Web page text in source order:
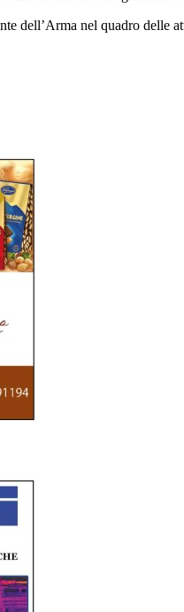
dell’Arma nel quadro